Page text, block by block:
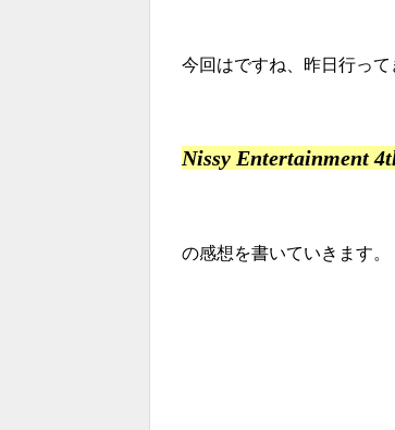
今回はですね、昨日行っ
Nissy Entertainment
の感想を書いていきます。